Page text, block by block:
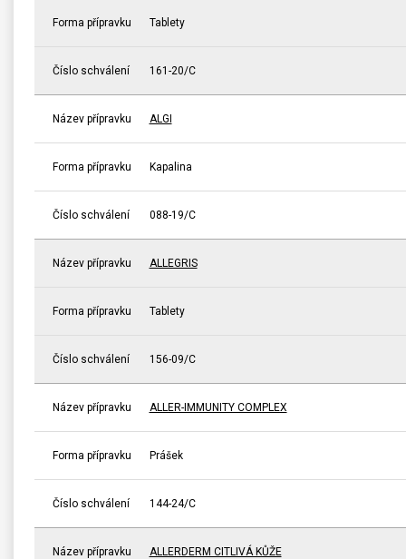
Forma přípravku Tablety
Číslo schválení 161-20/C
Název přípravku ALGI
Forma přípravku Kapalina
Číslo schválení 088-19/C
Název přípravku ALLEGRIS
Forma přípravku Tablety
Číslo schválení 156-09/C
Název přípravku ALLER-IMMUNITY COMPLEX
Forma přípravku Prášek
Číslo schválení 144-24/C
Název přípravku ALLERDERM CITLIVÁ KŮŽE